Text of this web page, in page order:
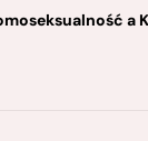
a